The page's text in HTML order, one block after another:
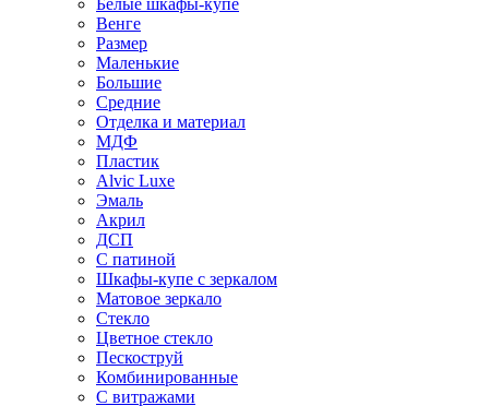
Белые шкафы-купе
Венге
Размер
Маленькие
Большие
Средние
Отделка и материал
МДФ
Пластик
Alvic Luxe
Эмаль
Акрил
ДСП
С патиной
Шкафы-купе с зеркалом
Матовое зеркало
Стекло
Цветное стекло
Пескоструй
Комбинированные
С витражами